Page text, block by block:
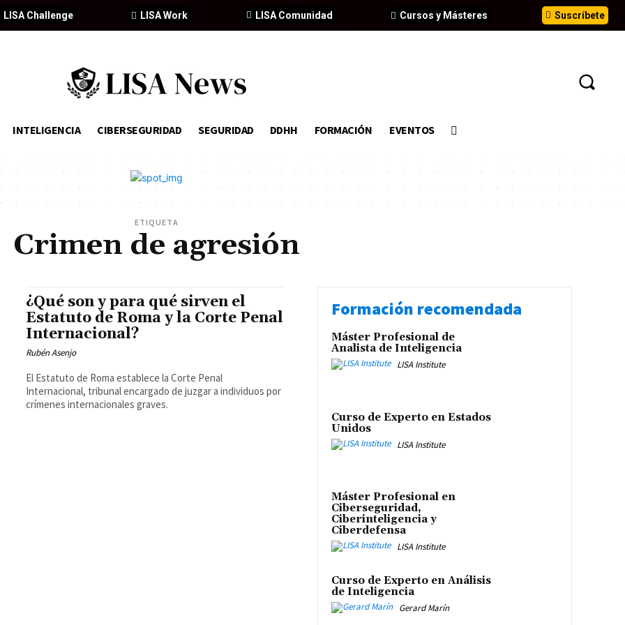
Suscríbete
Cursos y Másteres
LISA Comunidad
LISA Work
LISA Challenge
INTELIGENCIA CIBERSEGURIDAD SEGURIDAD DDHH FORMACIÓN EVENTOS
ETIQUETA
Crimen de agresión
¿Qué son y para qué sirven el
Estatuto de Roma y la Corte Penal
Internacional?
Rubén Asenjo
El Estatuto de Roma establece la Corte Penal
Internacional, tribunal encargado de juzgar a individuos por
crímenes internacionales graves.
Formación recomendada
Máster Profesional de
Analista de Inteligencia
LISA Institute
Curso de Experto en Estados
Unidos
LISA Institute
Máster Profesional en
Ciberseguridad,
Ciberinteligencia y
Ciberdefensa
LISA Institute
Curso de Experto en Análisis
de Inteligencia
Gerard Marín